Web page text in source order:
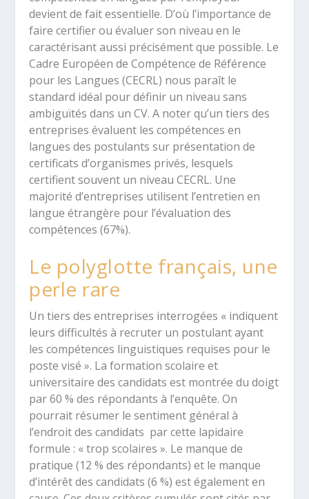
devient de fait essentielle. D’où l’importance de
faire certifier ou évaluer son niveau en le
caractérisant aussi précisément que possible. Le
Cadre Européen de Compétence de Référence
pour les Langues (CECRL) nous paraît le
standard idéal pour définir un niveau sans
ambiguïtés dans un CV. A noter qu’un tiers des
entreprises évaluent les compétences en
langues des postulants sur présentation de
certificats d’organismes privés, lesquels
certifient souvent un niveau CECRL. Une
majorité d’entreprises utilisent l’entretien en
langue étrangère pour l’évaluation des
compétences (67%).
Le polyglotte français, une
perle rare
Un tiers des entreprises interrogées « indiquent
leurs difficultés à recruter un postulant ayant
les compétences linguistiques requises pour le
poste visé ». La formation scolaire et
universitaire des candidats est montrée du doigt
par 60 % des répondants à l’enquête. On
pourrait résumer le sentiment général à
l’endroit des candidats par cette lapidaire
formule : « trop scolaires ». Le manque de
pratique (12 % des répondants) et le manque
d’intérêt des candidats (6 %) est également en